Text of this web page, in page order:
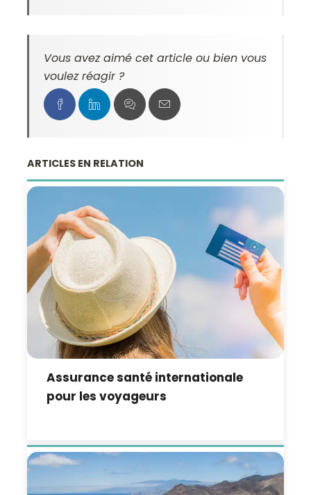
Vous avez aimé cet article ou bien vous
voulez réagir ?
ARTICLES EN RELATION
Assurance santé internationale
pour les voyageurs